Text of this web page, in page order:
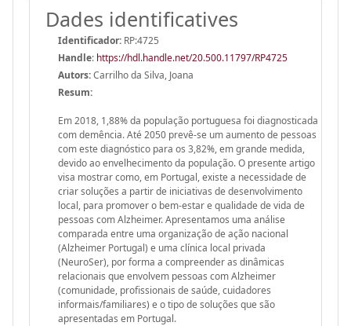
Dades identificatives
Identificador: RP:4725
Handle: https://hdl.handle.net/20.500.11797/RP4725
Autors:Carrilho da Silva, Joana
Resum:
Em 2018, 1,88% da população portuguesa foi diagnosticada
com demência. Até 2050 prevê-se um aumento de pessoas
com este diagnóstico para os 3,82%, em grande medida,
devido ao envelhecimento da população. O presente artigo
visa mostrar como, em Portugal, existe a necessidade de
criar soluções a partir de iniciativas de desenvolvimento
local, para promover o bem-estar e qualidade de vida de
pessoas com Alzheimer. Apresentamos uma análise
comparada entre uma organização de ação nacional
(Alzheimer Portugal) e uma clínica local privada
(NeuroSer), por forma a compreender as dinâmicas
relacionais que envolvem pessoas com Alzheimer
(comunidade, profissionais de saúde, cuidadores
informais/familiares) e o tipo de soluções que são
apresentadas em Portugal.